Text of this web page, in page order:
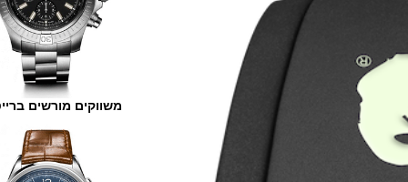
משווקים מורשים ברייטלינג